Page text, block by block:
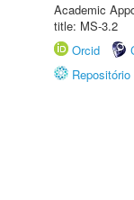
Academic
title: MS-3.2
Orcid